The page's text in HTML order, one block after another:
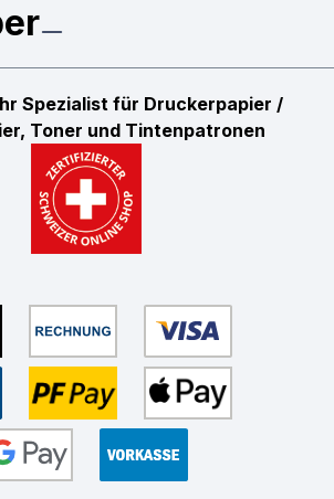
Spezialist für Druckerpapier /
Toner und Tintenpatronen